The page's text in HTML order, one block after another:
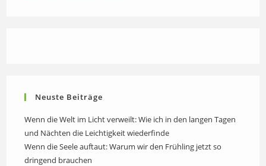
Neuste Beiträge
Wenn die Welt im Licht verweilt: Wie ich in den langen Tagen
und Nächten die Leichtigkeit wiederfinde
Wenn die Seele auftaut: Warum wir den Frühling jetzt so
dringend brauchen